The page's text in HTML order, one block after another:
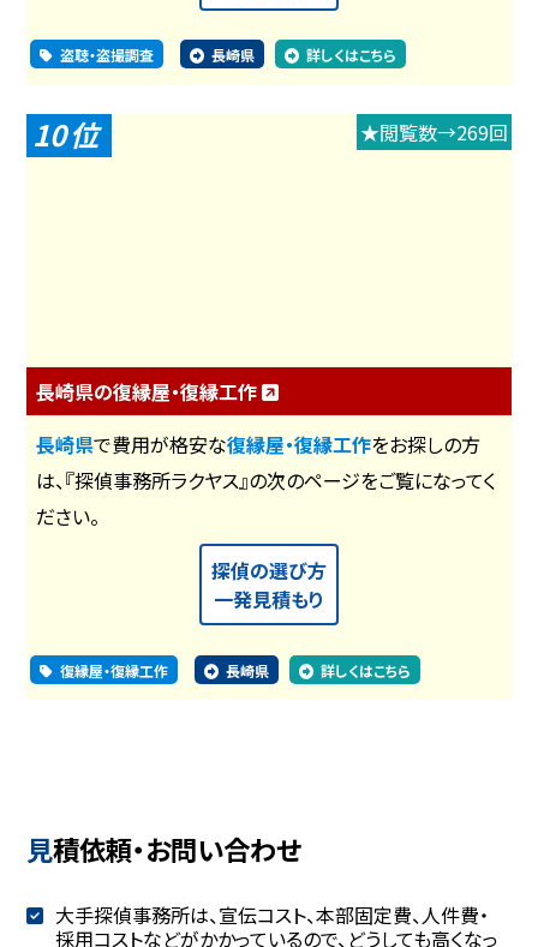
盗聴・盗撮調査 長崎県 詳しくはこちら
10 ★閲覧数→269回
長崎県の復縁屋・復縁工作
長崎県で費用が格安な復縁屋・復縁工作をお探しの方
は、『探偵事務所ラクヤス』の次のページをご覧になってく
ださい。
探偵の選び方
一発見積もり
復縁屋・復縁工作 長崎県 詳しくはこちら
見積依頼・お問い合わせ
大手探偵事務所は、宣伝コスト、本部固定費、人件費・
採用コストなどがかかっているので、どうしても高くなっ